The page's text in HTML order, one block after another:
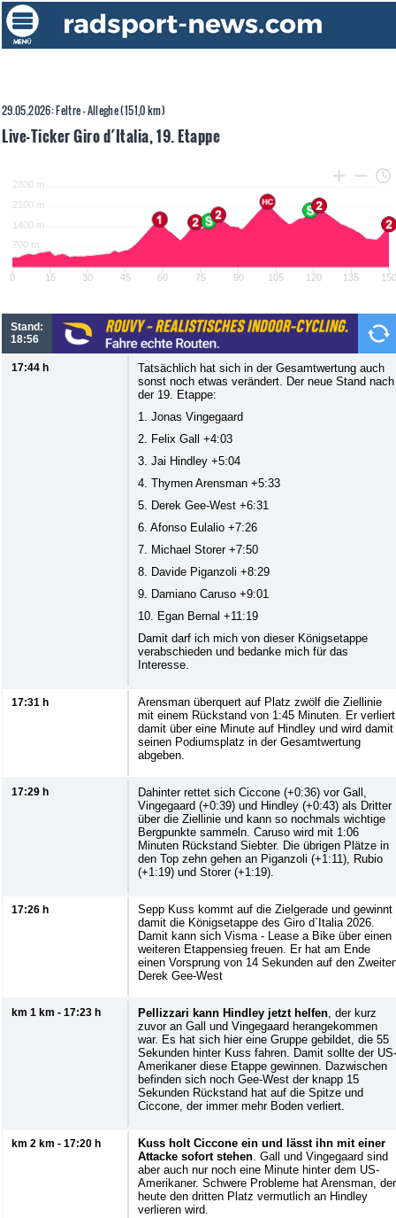
29.05.2026: Feltre - Alleghe (151,0 km)
Live-Ticker Giro d´Italia, 19. Etappe
Stand:
18:56
17:44 h
Tatsächlich hat sich in der Gesamtwertung auch
sonst noch etwas verändert. Der neue Stand nach
der 19. Etappe:
1. Jonas Vingegaard
2. Felix Gall +4:03
3. Jai Hindley +5:04
4. Thymen Arensman +5:33
5. Derek Gee-West +6:31
6. Afonso Eulalio +7:26
7. Michael Storer +7:50
8. Davide Piganzoli +8:29
9. Damiano Caruso +9:01
10. Egan Bernal +11:19
Damit darf ich mich von dieser Königsetappe
verabschieden und bedanke mich für das
Interesse.
17:31 h
Arensman überquert auf Platz zwölf die Ziellinie
mit einem Rückstand von 1:45 Minuten. Er verliert
damit über eine Minute auf Hindley und wird damit
seinen Podiumsplatz in der Gesamtwertung
abgeben.
17:29 h
Dahinter rettet sich Ciccone (+0:36) vor Gall,
Vingegaard (+0:39) und Hindley (+0:43) als Dritter
über die Ziellinie und kann so nochmals wichtige
Bergpunkte sammeln. Caruso wird mit 1:06
Minuten Rückstand Siebter. Die übrigen Plätze in
den Top zehn gehen an Piganzoli (+1:11), Rubio
(+1:19) und Storer (+1:19).
17:26 h
Sepp Kuss kommt auf die Zielgerade und gewinnt
damit die Königsetappe des Giro d`Italia 2026.
Damit kann sich Visma - Lease a Bike über einen
weiteren Etappensieg freuen. Er hat am Ende
einen Vorsprung von 14 Sekunden auf den
Derek Gee-West
km 1 km - 17:23 h Pellizzari kann Hindley jetzt helfen, der kurz
zuvor an Gall und Vingegaard herangekommen
war. Es hat sich hier eine Gruppe gebildet, die 55
Sekunden hinter Kuss fahren. Damit sollte der US-
Amerikaner diese Etappe gewinnen. Dazwischen
befinden sich noch Gee-West der knapp 15
Sekunden Rückstand hat auf die Spitze und
Ciccone, der immer mehr Boden verliert.
km 2 km - 17:20 h
Kuss holt Ciccone ein und lässt ihn mit einer
Attacke sofort stehen. Gall und Vingegaard sind
aber auch nur noch eine Minute hinter dem US-
Amerikaner. Schwere Probleme hat Arensman, der
heute den dritten Platz vermutlich an Hindley
verlieren wird.